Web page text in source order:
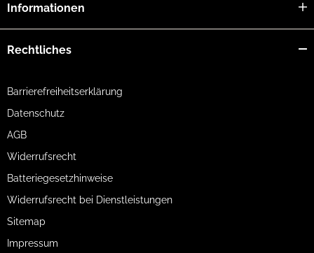
Informationen
Rechtliches
Barrierefreiheitserklärung
Datenschutz
AGB
Widerrufsrecht
Batteriegesetzhinweise
Widerrufsrecht bei Dienstleistungen
Sitemap
Impressum